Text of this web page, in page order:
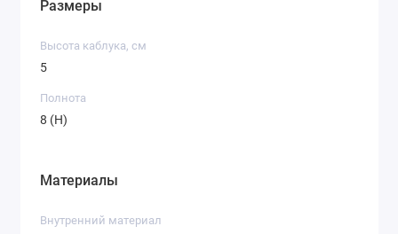
Размеры
Высота каблука, см
5
Полнота
8 (H)
Материалы
Внутренний материал